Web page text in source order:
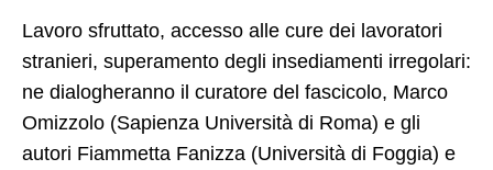
SVILUPPO LOCALE, SOSTENIBILITA’
SOCIALE E COOPERAZIONE
INTERNAZIONALE
PROGETTI e COLLABORAZIONI
Progetti in corso
Lavoro sfruttato, accesso alle cure dei lavoratori
stranieri, superamento degli insediamenti irregolari:
ne dialogheranno il curatore del fascicolo, Marco
Omizzolo (Sapienza Università di Roma) e gli
autori Fiammetta Fanizza (Università di Foggia) e